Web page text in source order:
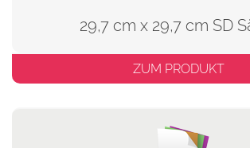
29,7 cm x 29,7 cm SD
ZUM PRODUKT